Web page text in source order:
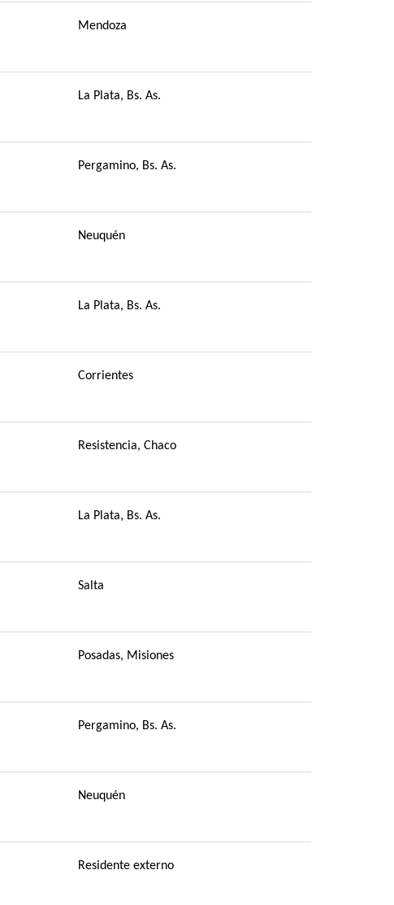
Mendoza
La Plata, Bs. As.
Pergamino, Bs. As.
Neuquén
La Plata, Bs. As.
Corrientes
Resistencia, Chaco
La Plata, Bs. As.
Salta
Posadas, Misiones
Pergamino, Bs. As.
Neuquén
Residente externo